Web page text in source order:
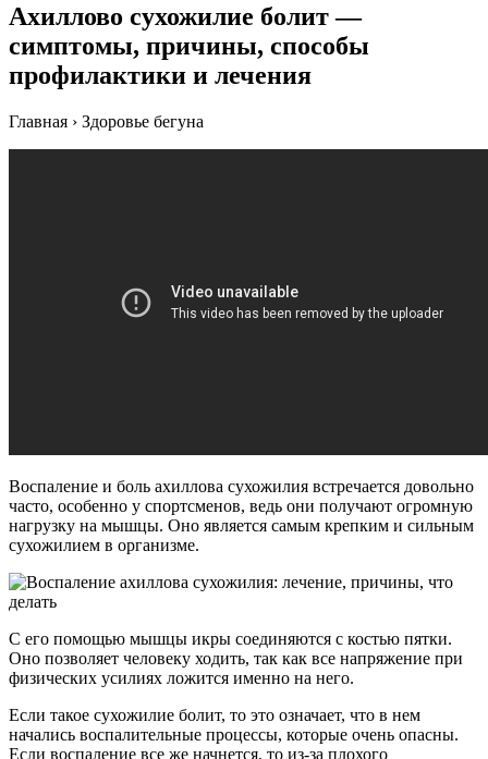
Ахиллово сухожилие болит —
симптомы, причины, способы
профилактики и лечения
Главная › Здоровье бегуна
Воспаление и боль ахиллова сухожилия встречается довольно
часто, особенно у спортсменов, ведь они получают огромную
нагрузку на мышцы. Оно является самым крепким и сильным
сухожилием в организме.
С его помощью мышцы икры соединяются с костью пятки.
Оно позволяет человеку ходить, так как все напряжение при
физических усилиях ложится именно на него.
Если такое сухожилие болит, то это означает, что в нем
начались воспалительные процессы, которые очень опасны.
Если воспаление все же начнется, то из-за плохого